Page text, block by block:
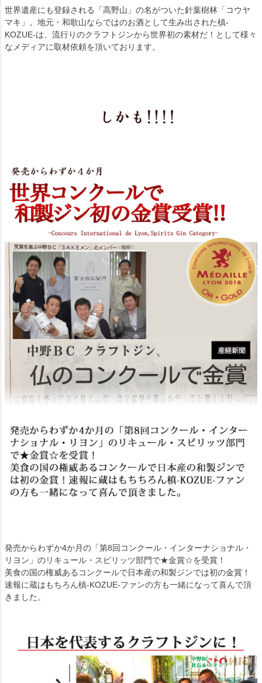
世界遺産にも登録される「高野山」の名がついた針葉樹林「コウヤ
マキ」。地元・和歌山ならではのお酒として生み出された槙-
KOZUE-は、流行りのクラフトジンから世界初の素材だ！として様々
なメディアに取材依頼を頂いております。
発売からわずか4か月の「第8回コンクール・インターナショナル・
リヨン」のリキュール・スピリッツ部門で★金賞☆を受賞！
美食の国の権威あるコンクールで日本産の和製ジンでは初の金賞！
速報に蔵はもちろん槙-KOZUE-ファンの方も一緒になって喜んで頂
きました。